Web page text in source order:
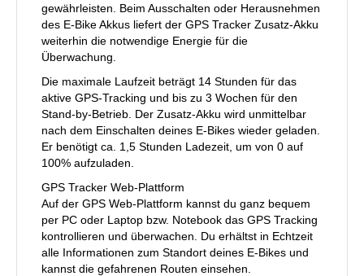
gewährleisten. Beim Ausschalten oder Herausnehmen
des E-Bike Akkus liefert der GPS Tracker Zusatz-Akku
weiterhin die notwendige Energie für die
Überwachung.
Die maximale Laufzeit beträgt 14 Stunden für das
aktive GPS-Tracking und bis zu 3 Wochen für den
Stand-by-Betrieb. Der Zusatz-Akku wird unmittelbar
nach dem Einschalten deines E-Bikes wieder geladen.
Er benötigt ca. 1,5 Stunden Ladezeit, um von 0 auf
100% aufzuladen.
GPS Tracker Web-Plattform
Auf der GPS Web-Plattform kannst du ganz bequem
per PC oder Laptop bzw. Notebook das GPS Tracking
kontrollieren und überwachen. Du erhältst in Echtzeit
alle Informationen zum Standort deines E-Bikes und
kannst die gefahrenen Routen einsehen.